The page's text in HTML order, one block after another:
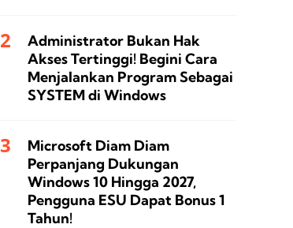
Administrator Bukan Hak
Akses Tertinggi! Begini Cara
Menjalankan Program Sebagai
SYSTEM di Windows
Microsoft Diam Diam
Perpanjang Dukungan
Windows 10 Hingga 2027,
Pengguna ESU Dapat Bonus 1
Tahun!